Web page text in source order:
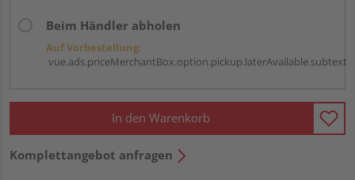
Beim Händler abholen
Auf Vorbestellung:
vue.ads.priceMerchantBox.option.pickup.laterAvailable.subtext
In den Warenkorb
Komplettangebot anfragen